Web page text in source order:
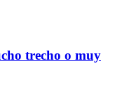
trecho o muy